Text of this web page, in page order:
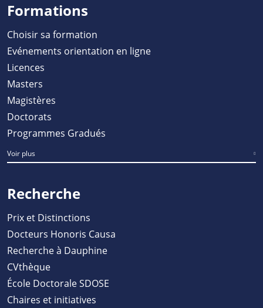
Formations
Choisir sa formation
Evénements orientation en ligne
Licences
Masters
Magistères
Doctorats
Programmes Gradués
Voir plus
Recherche
Prix et Distinctions
Docteurs Honoris Causa
Recherche à Dauphine
CVthèque
École Doctorale SDOSE
Chaires et initiatives